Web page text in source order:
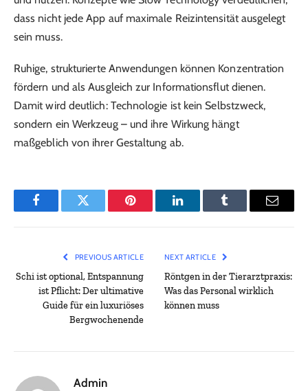
dass nicht jede App auf maximale Reizintensität ausgelegt
sein muss.
Ruhige, strukturierte Anwendungen können Konzentration
fördern und als Ausgleich zur Informationsflut dienen.
Damit wird deutlich: Technologie ist kein Selbstzweck,
sondern ein Werkzeug – und ihre Wirkung hängt
maßgeblich von ihrer Gestaltung ab.
FacebookTwitter Pinterest LinkedInTumblr Email
PREVIOUS ARTICLE
Schi ist optional, Entspannung
ist Pflicht: Der ultimative
Guide für ein luxuriöses
Bergwochenende
NEXT ARTICLE
Röntgen in der Tierarztpraxis:
Was das Personal wirklich
können muss
Admin